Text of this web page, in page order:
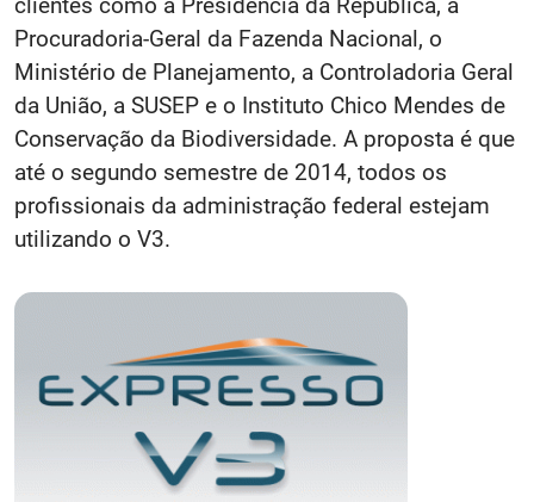
Procuradoria-Geral da Fazenda Nacional, o
Ministério de Planejamento, a Controladoria Geral
da União, a SUSEP e o Instituto Chico Mendes de
Conservação da Biodiversidade. A proposta é que
até o segundo semestre de 2014, todos os
profissionais da administração federal estejam
utilizando o V3.